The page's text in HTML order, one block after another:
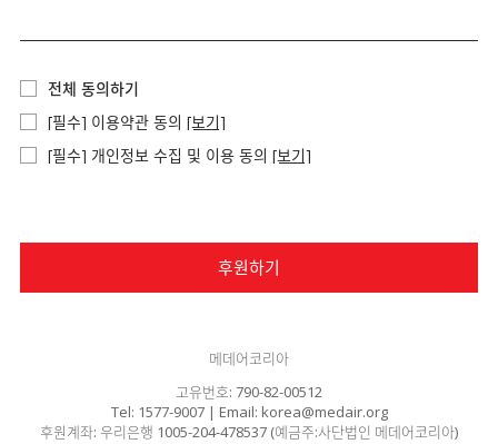
전체 동의하기
[필수] 이용약관 동의 [보기]
[필수] 개인정보 수집 및 이용 동의 [보기]
후원하기
메데어코리아
고유번호: 790-82-00512
Tel: 1577-9007 | Email: korea@medair.org
후원계좌: 우리은행 1005-204-478537 (예금주:사단법인 메데어코리아)